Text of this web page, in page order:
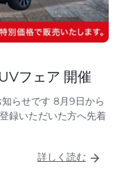
フェア 開催
らせです 8月9日から
録いただいた方へ先着
詳しく読む